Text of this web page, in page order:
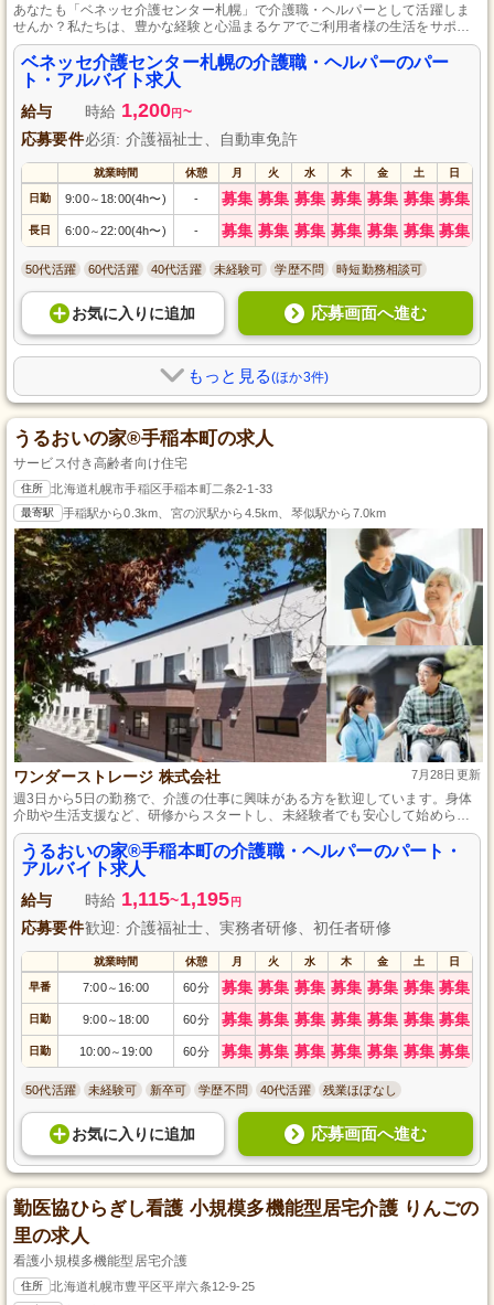
あなたも「ベネッセ介護センター札幌」で介護職・ヘルパーとして活躍しま
せんか？私たちは、豊かな経験と心温まるケアでご利用者様の生活をサポー
トしています。初めてでも安心の研修制度が整っており、働きやすい環境が
魅力です。パート・アルバイトという雇用形態で、フレキシブルに働けるの
も嬉しいポイント。あたたかな仲間と一緒に、地域の高齢者の暮らしを支援
していきましょう。興味のある方はぜひご応募ください。
ベネッセ介護センター札幌の介護職・ヘルパーのパー
ト・アルバイト求人
給与 時給 1,200円 ~
応募要件必須: 介護福祉士、自動車免許
就業時間 休憩 月 火 水 木 金 土 日
日勤 9:00～ 18:00(4h〜) - 募集 募集 募集 募集 募集 募集 募集
長日 6:00～22:00(4h〜) - 募集 募集 募集 募集 募集 募集 募集
50代活躍 60代活躍 40代活躍 未経験可 学歴不問 時短勤務相談可
お気に入り に追加 応募画面へ進む
もっと見る(ほか3件)
うるおいの家®手稲本町の求人
サービス付き高齢者向け住宅
住所 北海道札幌市手稲区手稲本町二条2-1-33
最寄駅 手稲駅から0.3km、宮の沢駅から4.5km、琴似駅から7.0km
ワンダーストレージ 株式会社 7月28日更新
週3日から5日の勤務で、介護の仕事に興味がある方を歓迎しています。身体
介助や生活支援など、研修からスタートし、未経験者でも安心して始められ
ます。最寄り駅より徒歩5分の好アクセスで、働きやすい環境を整えており、
メリハリをつけながら勤務できます。
うるおいの家®手稲本町の介護職・ヘルパーのパート・
アルバイト求人
給与 時給 1,115~1,195 円
応募要件歓迎: 介護福祉士、実務者研修、初任者研修
就業時間 休憩 月 火 水 木 金 土 日
早番 7:00～ 16:00 60分 募集 募集 募集 募集 募集 募集 募集
日勤 9:00～ 18:00 60分 募集 募集 募集 募集 募集 募集 募集
日勤 10:00～ 19:00 60分 募集 募集 募集 募集 募集 募集 募集
50代活躍 未経験可 新卒可 学歴不問 40代活躍 残業ほぼなし
お気に入り に追加 応募画面へ進む
勤医協ひらぎし看護 小規模多機能型居宅介護 りんごの
里の求人
看護小規模多機能型居宅介護
住所 北海道札幌市豊平区平岸六条12-9-25